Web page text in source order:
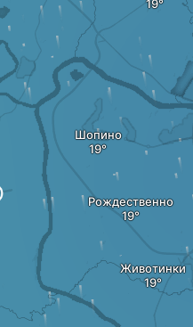
Животинки
Рождественно
Шопино